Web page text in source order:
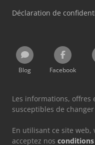
Déclaration de
Blog Facebook
Les informations, offres
susceptibles de
En utilisant ce site web,
acceptez nos